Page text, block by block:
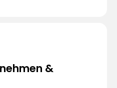
&